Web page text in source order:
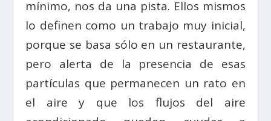
mínimo, nos da una pista. Ellos mismos
lo definen como un trabajo muy inicial,
porque se basa sólo en un restaurante,
pero alerta de la presencia de esas
partículas que permanecen un rato en
el aire y que los flujos del aire